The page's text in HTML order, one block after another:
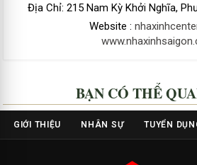
Địa Chỉ: 215 Nam Kỳ Khởi Nghĩa,
Website :
BẠN CÓ THỂ
GIỚI THIỆU NHÂN SỰ TUYỂN